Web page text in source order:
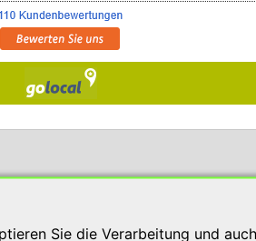
Sie die Verarbeitung und